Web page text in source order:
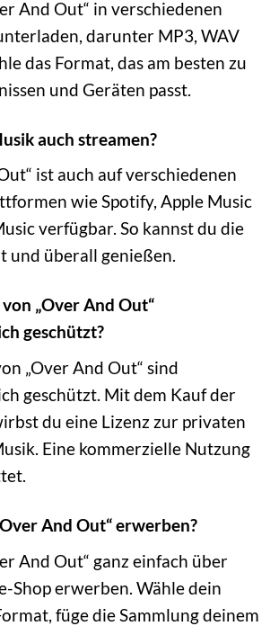
And Out“ in verschiedenen
darunter MP3, WAV
das Format, das am besten zu
und Geräten passt.
auch streamen?
ist auch auf verschiedenen
wie Spotify, Apple Music
verfügbar. So kannst du die
und überall genießen.
„Over And Out“
geschützt?
„Over And Out“ sind
geschützt. Mit dem Kauf der
du eine Lizenz zur privaten
Eine kommerzielle Nutzung
And Out“ erwerben?
And Out“ ganz einfach über
Shop erwerben. Wähle dein
füge die Sammlung deinem